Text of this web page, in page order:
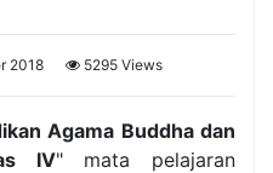
2018 5295 Views
Agama Buddha dan
IV" mata pelajaran